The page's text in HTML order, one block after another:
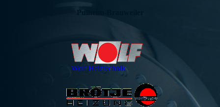
Pulheim-Brauweiler
Wolf Heiztechnik